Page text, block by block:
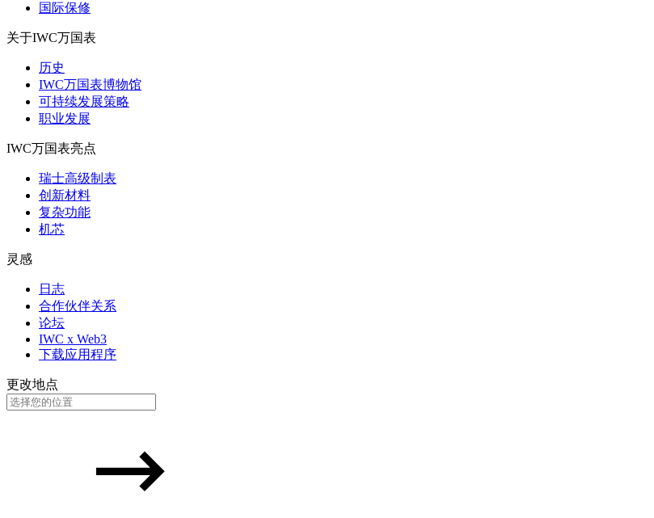
国际保修
关于IWC万国表
历史
IWC万国表博物馆
可持续发展策略
职业发展
IWC万国表亮点
瑞士高级制表
创新材料
复杂功能
机芯
灵感
日志
合作伙伴关系
论坛
IWC x Web3
下载应用程序
更改地点